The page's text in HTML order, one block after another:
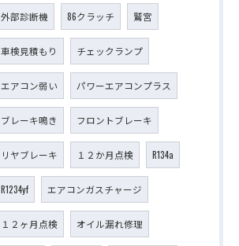
外部診断機 86クラッチ 鷲宮
車検見積もり チェックランプ
エアコン弱い パワーエアコンプラス
ブレーキ鳴き フロントブレーキ
リヤブレーキ １２か月点検 R134a
R1234yf エアコンガスチャージ
１２ヶ月点検 オイル漏れ修理